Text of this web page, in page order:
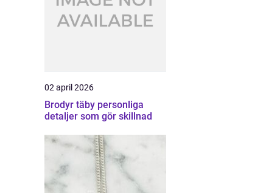
02 april 2026
Brodyr täby personliga
detaljer som gör skillnad